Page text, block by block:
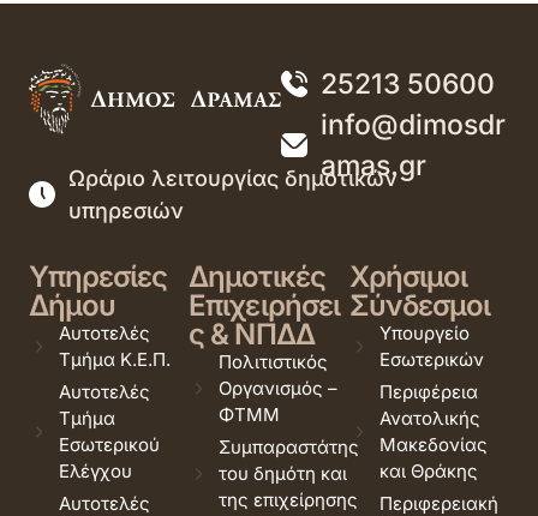
25213 50600
info@dimosdr
amas.gr
Ωράριο λειτουργίας δημοτικών
υπηρεσιών
Υπηρεσίες
Δήμου
Αυτοτελές
Τμήμα Κ.Ε.Π.
Αυτοτελές
Τμήμα
Εσωτερικού
Ελέγχου
Αυτοτελές
Δημοτικές
Επιχειρήσει
ς & ΝΠΔΔ
Πολιτιστικός
Οργανισμός –
ΦΤΜΜ
Συμπαραστάτης
του δημότη και
της επιχείρησης
Χρήσιμοι
Σύνδεσμοι
Υπουργείο
Εσωτερικών
Περιφέρεια
Ανατολικής
Μακεδονίας
και Θράκης
Περιφερειακή